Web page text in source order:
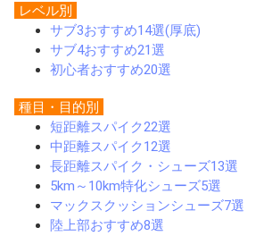
レベル別
サブ3おすすめ14選(厚底)
サブ4おすすめ21選
初心者おすすめ20選
種目・目的別
短距離スパイク22選
中距離スパイク12選
長距離スパイク・シューズ13選
5km～10km特化シューズ5選
マックスクッションシューズ7選
陸上部おすすめ8選